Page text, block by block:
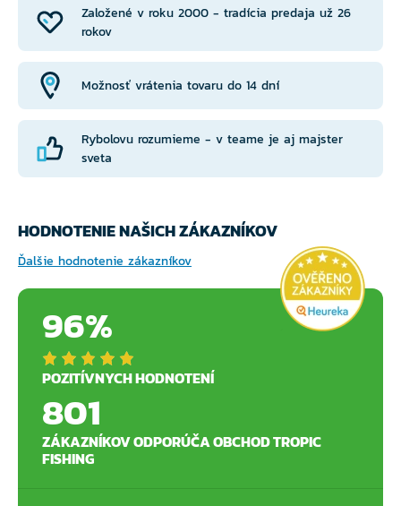
Založené v roku 2000 - tradícia predaja už 26
rokov
Možnosť vrátenia tovaru do 14 dní
Rybolovu rozumieme - v teame je aj majster
sveta
HODNOTENIE NAŠICH ZÁKAZNÍKOV
Ďalšie hodnotenie zákazníkov
96%
POZITÍVNYCH HODNOTENÍ
801
ZÁKAZNÍKOV ODPORÚČA OBCHOD TROPIC
FISHING